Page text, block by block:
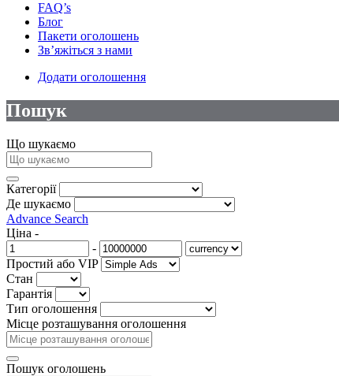
FAQ’s
Блог
Пакети оголошень
Зв’яжіться з нами
Додати оголошення
Пошук
Що шукаємо
Категорії
Де шукаємо
Advance Search
Ціна -
-
Простий або VIP
Стан
Гарантія
Тип оголошення
Місце розташування оголошення
Пошук оголошень